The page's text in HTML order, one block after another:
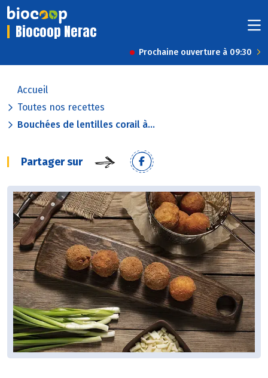
Biocoop Nerac
Prochaine ouverture à 09:30
Accueil
Toutes nos recettes
Bouchées de lentilles corail à...
Partager sur